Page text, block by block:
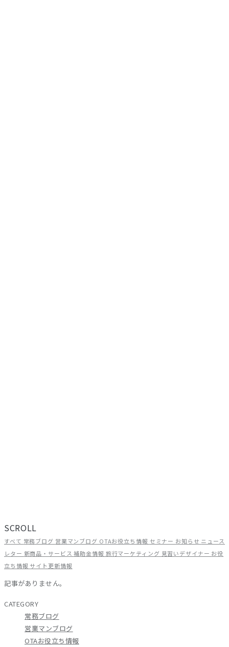
SCROLL
すべて 常務ブログ 営業マンブログ OTAお役立ち情報 セミナー お知らせ ニュース
レター 新商品・サービス補助金情報 旅行マーケティング 見習いデザイナー お役
立ち情報サイト更新情報
記事がありません。
CATEGORY
常務ブログ
営業マンブログ
OTAお役立ち情報